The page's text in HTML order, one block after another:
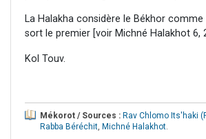
La Halakha considère le Békhor
sort le premier [voir Michné Halakhot 6,
Kol Touv.
Mékorot / Sources : Rav Chlomo Its'haki
Rabba Béréchit, Michné Halakhot.